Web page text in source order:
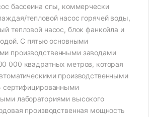
бассеина спы, коммерчески
тепловой насос горячей воды,
тепловой насос, блок фанкойла и
С пятью основными
производственными заводами
000 квадратных метров, которая
производственными
сертифицированными
лабораториями высокого
производственная мощность